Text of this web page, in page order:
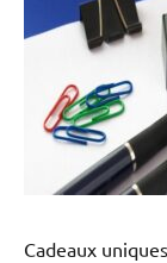
Cadeaux